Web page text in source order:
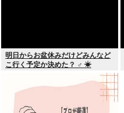
明日からお盆休みだけどみんなど
こ行く予定か決めた？ ‍♂ ☀